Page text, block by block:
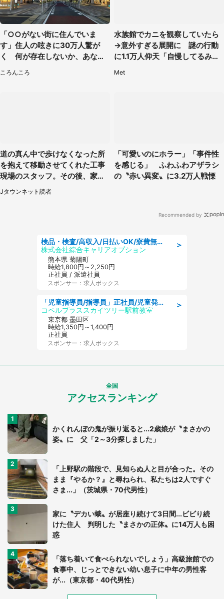
「○○がない街に住んでいま
す」住人の呟きに30万人驚が
く 何が存在しないか、あなた
ころんころ
水族館でカニを観察していたら
→意外すぎる展開に 謎の行動
に1.1万人仰天「自慢してるみた
Met
道の真ん中で歩けなくなった所
を抱えて移動させてくれた工事
現場のスタッフ。その後、家ま
で私を送ると（大阪府・40代女
性）
Jタウンネット読者
「可愛いのにホラー」「事件性
を感じる」 ふわふわアザラシ
の〝赤い異変〟に3.2万人戦慄
Recommended by
＞
検品・検査/高収入/日払いOK/寮費無料/日勤/20・30・40代活躍中
株式会社綜合キャリアオプション
熊本県 菊陽町
時給1,800円～2,250円
正社員 / 派遣社員
スポンサー：求人ボックス
＞
「児童指導員/指導員」正社員/児童発達支援/保育士
コペルプラススカイツリー駅前教室
東京都 墨田区
時給1,350円～1,400円
正社員
スポンサー：求人ボックス
全国
アクセスランキング
かくれんぼの鬼が振り返ると...2歳娘が〝まさかの
姿〟に 父「2～3分探しました」
「上野駅の階段で、見知らぬ人と目が合った。その
まま『やるか？』と尋ねられ、私たちは2人ですぐ
さま...」（茨城県・70代男性）
家に〝デカい蛾〟が居座り続けて3日間...ビビり続
けた住人 判明した〝まさかの正体〟に14万人も困
惑
「落ち着いて食べられないでしょう」高級旅館での
食事中、じっとできない幼い息子に中年の男性客
が...（東京都・40代男性）